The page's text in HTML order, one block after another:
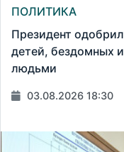
ПОЛИТИКА
Президент
детей, бездомных
людьми
03.08.2026 18:30